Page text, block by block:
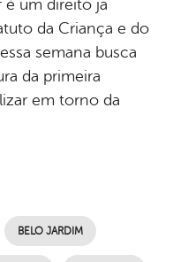
é um direito já
da Criança e do
semana busca
da primeira
em torno da
BELO JARDIM